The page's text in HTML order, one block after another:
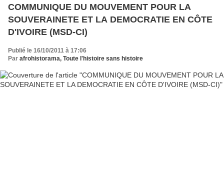
COMMUNIQUE DU MOUVEMENT POUR LA
SOUVERAINETE ET LA DEMOCRATIE EN CÔTE
D'IVOIRE (MSD-CI)
Publié le 16/10/2011 à 17:06
Par afrohistorama, Toute l'histoire sans histoire